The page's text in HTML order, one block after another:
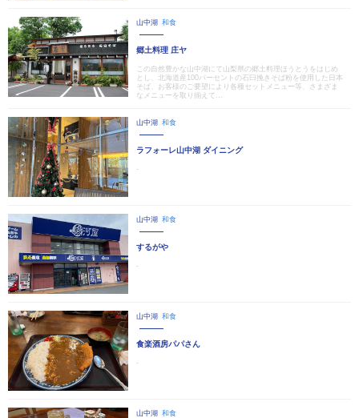
山中湖 和食
郷土料理 庄ヤ
この自然豊かな山中湖にて山梨県の郷土料理ほうとうをはじめ
とし、北海道産100パーセントの石臼挽きそば粉を使用した日本
そば、お客様のご要望により各種セットメニュー等、さまざま
なメニューを取り揃えて...
山中湖 和食
ラフォーレ山中湖 ダイニング
-
山中湖 和食
するがや
-
山中湖 和食
食楽酒房パパさん
-
山中湖 和食